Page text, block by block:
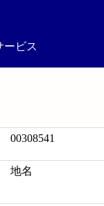
ービス
00308541
地名